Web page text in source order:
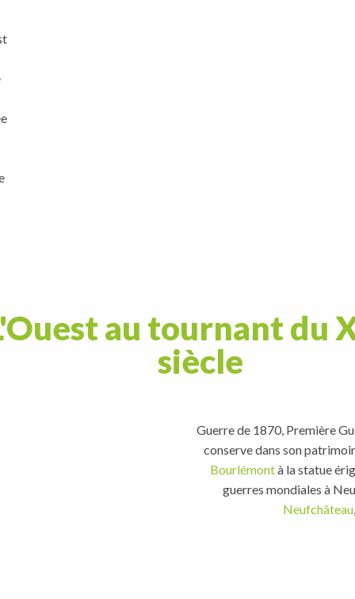
au tournant du
siècle
Guerre de 1870, Première
conserve dans son
Bourlémontà la statue
guerres mondiales à
Neufchâteau